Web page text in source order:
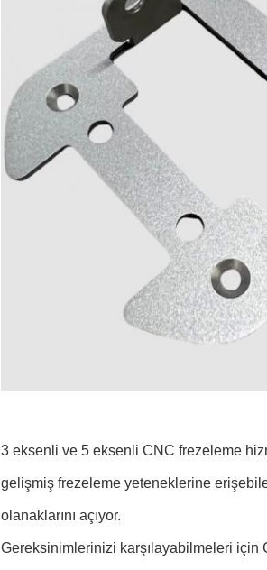
3 eksenli ve 5 eksenli CNC frezeleme
gelişmiş frezeleme yeteneklerine
olanaklarını açıyor.
Gereksinimlerinizi karşılayabilmeleri için